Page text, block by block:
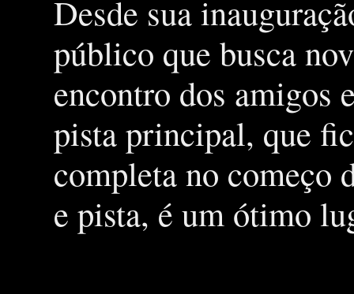
Desde sua
público que busca
encontro dos amigos
pista principal, que
completa no começo
e pista, é um ótimo